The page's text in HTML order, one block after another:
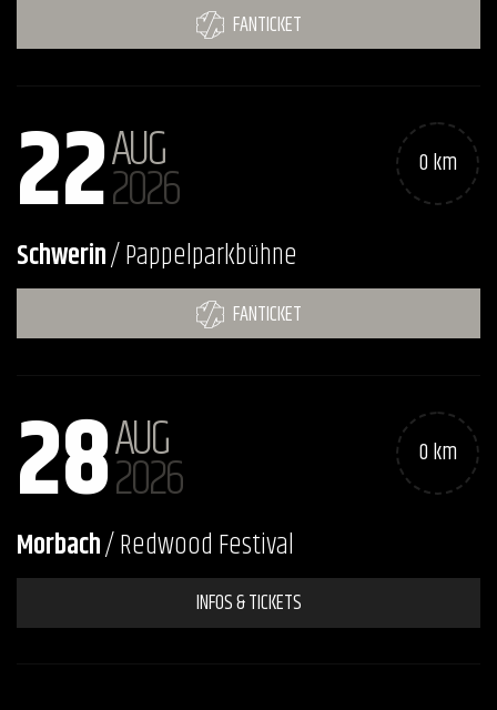
FANTICKET
22AUG
2026 0 km
Schwerin/ Pappelparkbühne
FANTICKET
28AUG
2026 0 km
Morbach/ Redwood Festival
INFOS & TICKETS